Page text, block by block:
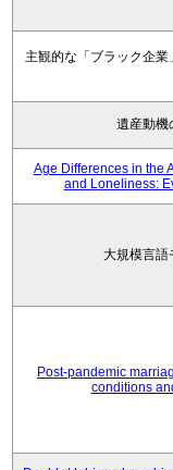
主観的な「ブラック企
遺産動機
Age Differences in the
and Loneliness:
大規模言語
Post-pandemic
conditions